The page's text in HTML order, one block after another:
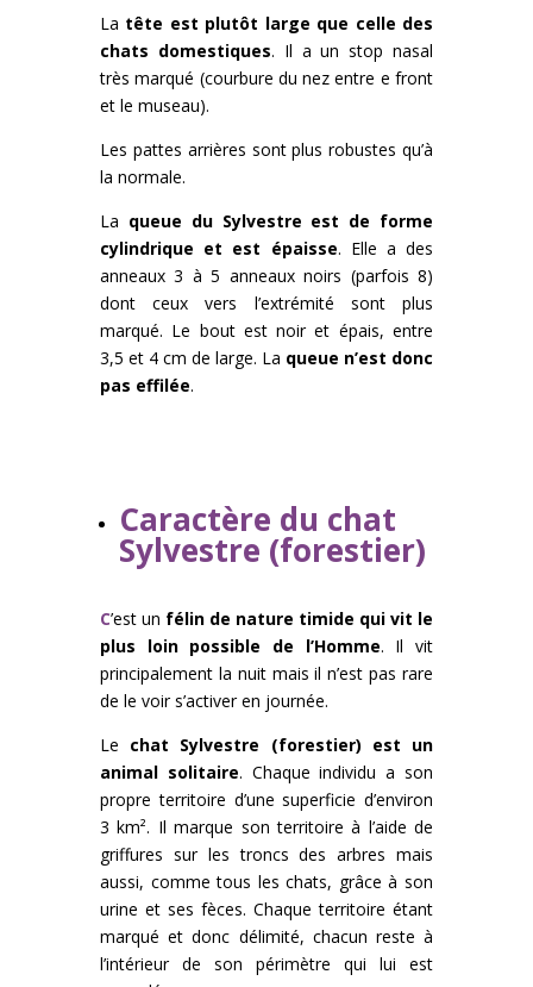
La tête est plutôt large que celle des
chats domestiques. Il a un stop nasal
très marqué (courbure du nez entre e front
et le museau).
Les pattes arrières sont plus robustes qu’à
la normale.
La queue du Sylvestre est de forme
cylindrique et est épaisse. Elle a des
anneaux 3 à 5 anneaux noirs (parfois 8)
dont ceux vers l’extrémité sont plus
marqué. Le bout est noir et épais, entre
3,5 et 4 cm de large. La queue n’est donc
pas effilée.
Caractère du chat
Sylvestre (forestier)
C’est un félin de nature timide qui vit le
plus loin possible de l’Homme. Il vit
principalement la nuit mais il n’est pas rare
de le voir s’activer en journée.
Le chat Sylvestre (forestier) est un
animal solitaire. Chaque individu a son
propre territoire d’une superficie d’environ
3 km². Il marque son territoire à l’aide de
griffures sur les troncs des arbres mais
aussi, comme tous les chats, grâce à son
urine et ses fèces. Chaque territoire étant
marqué et donc délimité, chacun reste à
l’intérieur de son périmètre qui lui est